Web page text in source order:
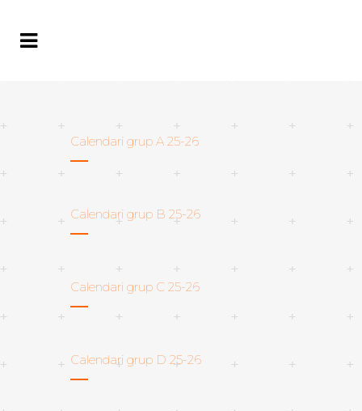
Calendari grup A 25-26
Calendari grup B 25-26
Calendari grup C 25-26
Calendari grup D 25-26